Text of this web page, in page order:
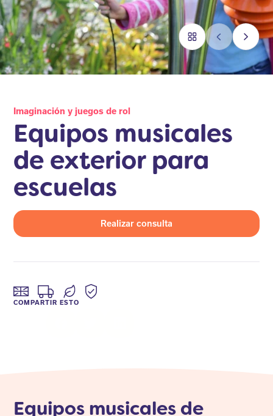
Imaginación y juegos de rol
Equipos musicales
de exterior para
escuelas
Realizar consulta
COMPARTIR ESTO
Equipos musicales de